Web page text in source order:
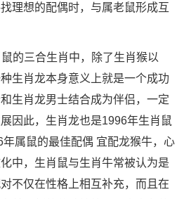
理想的配偶时，与属老鼠形成互
的三合生肖中，除了生肖猴以
生肖龙本身意义上就是一个成功
生肖龙男士结合成为伴侣，一定
因此，生肖龙也是1996年生肖鼠
属鼠的最佳配偶 宜配龙猴牛，心
中，生肖鼠与生肖牛常被认为是
不仅在性格上相互补充，而且在